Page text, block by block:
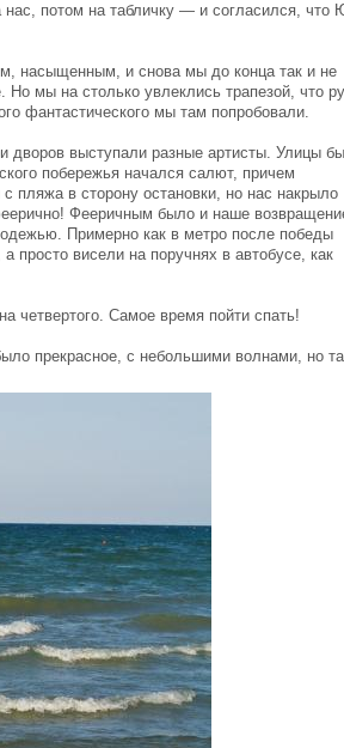
потом на табличку — и согласился, что
насыщенным, и снова мы до конца так и не
мы на столько увлеклись трапезой, что
фантастического мы там попробовали.
дворов выступали разные артисты. Улицы
побережья начался салют, причем
пляжа в сторону остановки, но нас накрыло
Фееричным было и наше
Примерно как в метро после победы
просто висели на поручнях в автобусе, как
четвертого. Самое время пойти спать!
прекрасное, с небольшими волнами, но